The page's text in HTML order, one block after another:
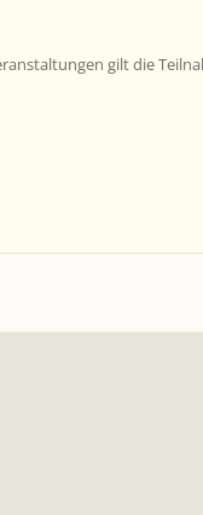
gilt die